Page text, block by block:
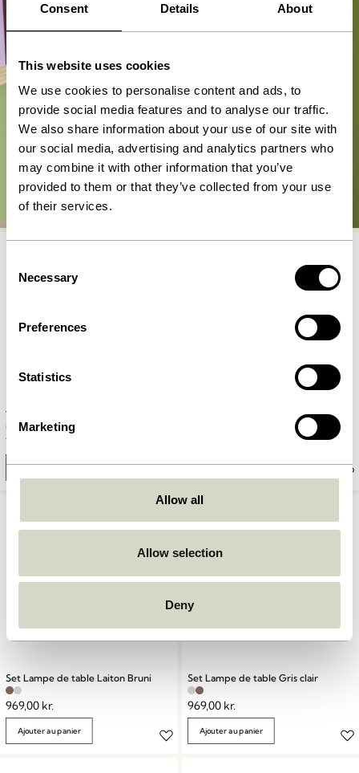
Consent Details About
This website uses cookies
We use cookies to personalise content and ads, to
provide social media features and to analyse our traffic.
We also share information about your use of our site with
our social media, advertising and analytics partners who
may combine it with other information that you’ve
provided to them or that they’ve collected from your use
of their services.
Selection
Necessary
Preferences
Statistics
Marketing
Allow all
Allow selection
Deny
Appliques murales
Acheter maintenant
Talk Lampe murale Gris clair
749,00
Ajouter au panier Ajouter au panier
Set Lampe de table Laiton Bruni
969,00 kr.
Ajouter au panier
Set Lampe de table Gris clair
969,00 kr.
Ajouter au panier